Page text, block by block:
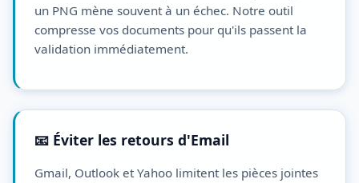
un PNG mène souvent à un échec. Notre outil
compresse vos documents pour qu'ils passent la
validation immédiatement.
📧 Éviter les retours d'Email
Gmail, Outlook et Yahoo limitent les pièces jointes